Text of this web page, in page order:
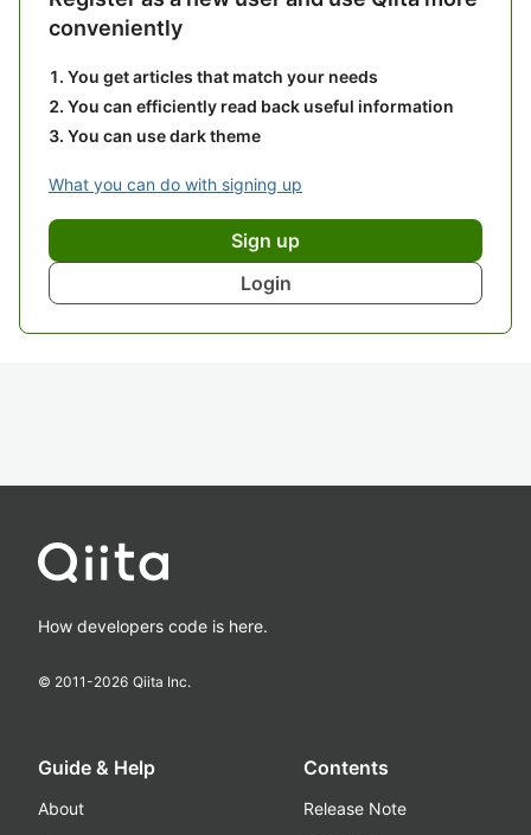
conveniently
You get articles that match your needs
You can efficiently read back useful information
You can use dark theme
What you can do with signing up
Sign up
Login
How developers code is here.
© 2011-2026 Qiita Inc.
Guide & Help
About
Contents
Release Note